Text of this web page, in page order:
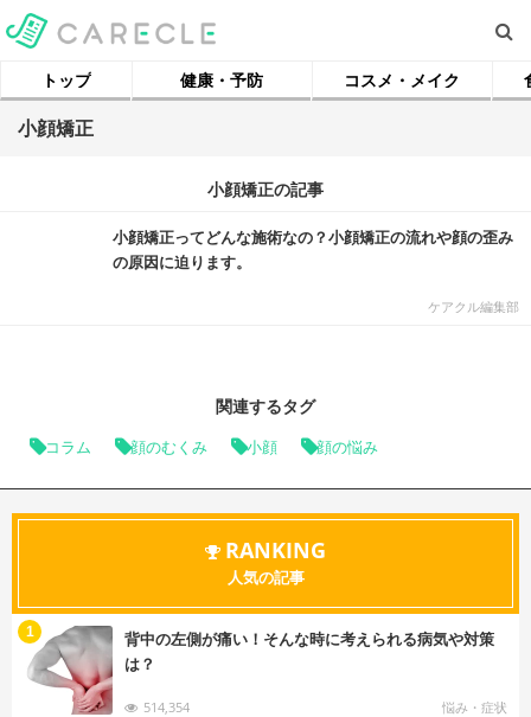
トップ 健康・予防 コスメ・メイク
小顔矯正
小顔矯正の記事
小顔矯正ってどんな施術なの？小顔矯正の流れや顔の歪み
の原因に迫ります。
ケアクル編集部
関連するタグ
コラム 顔のむくみ 小顔 顔の悩み
RANKING
人気の記事
背中の左側が痛い！そんな時に考えられる病気や対策
は？
514,354 悩み・症状
1